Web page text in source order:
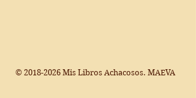
© 2018-2026 Mis Libros Achacosos. MAEVA